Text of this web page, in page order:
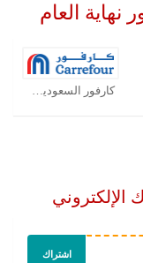
العام
اشتراك